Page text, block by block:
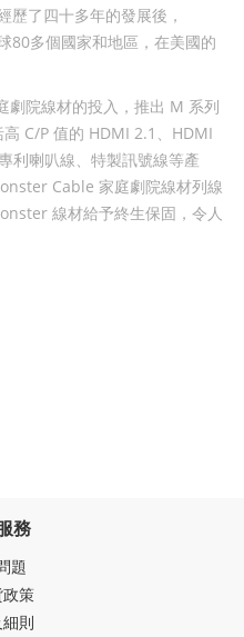
歷了四十多年的發展後，
80多個國家和地區，在美國的
院線材的投入，推出 M 系列
C/P 值的 HDMI 2.1、HDMI
利喇叭線、特製訊號線等產
Cable 家庭劇院線材列線
線材給予終生保固，令人
務
題
策
則